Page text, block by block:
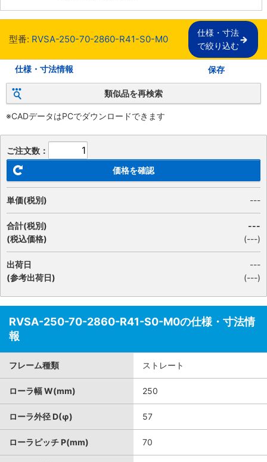
型番: RVSA-250-70-2860-R41-S0-M0
仕様・寸法
で絞り込む
仕様・寸法情報 保存
類似品を再検索
※CADデータはPCでダウンロードできます
ご注文数：
価格を確認
単価(税別) ---
合計(税別)
(税込価格)
---
(---)
出荷日
(参考出荷日)
---
(---)
RVSA-250-70-2860-R41-S0-M0の仕様・寸法情
報
フレーム種類 ストレート
ローラ幅 W(mm) 250
ローラ外径 D(φ) 57
ローラピッチ P(mm) 70